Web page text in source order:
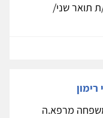
תואר שני/
מרפא.ה